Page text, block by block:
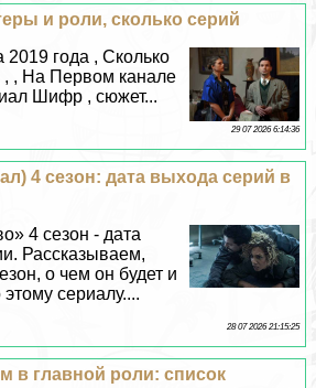
и роли, сколько серий
года , Сколько
, , На Первом канале
Шифр , сюжет...
29 07 2026 6:14:36
4 сезон: дата выхода серий в
4 сезон - дата
Рассказываем,
о чем он будет и
сериалу....
28 07 2026 21:15:25
главной роли: список